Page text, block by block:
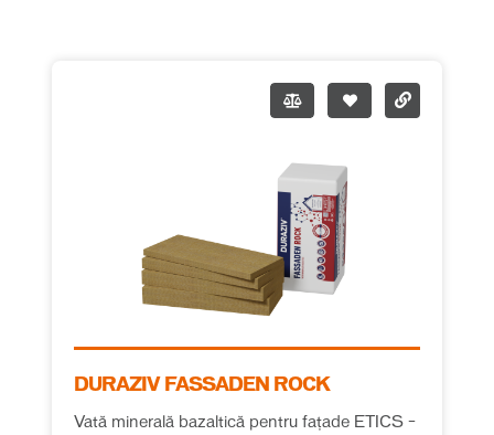
DURAZIV FASSADEN ROCK
Vată minerală bazaltică pentru fațade ETICS –